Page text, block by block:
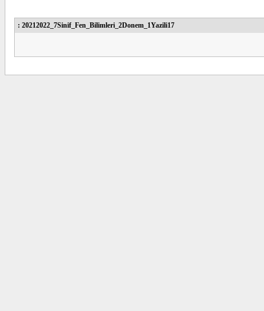
: 20212022_7Sinif_Fen_Bilimleri_2Donem_1Yazili17